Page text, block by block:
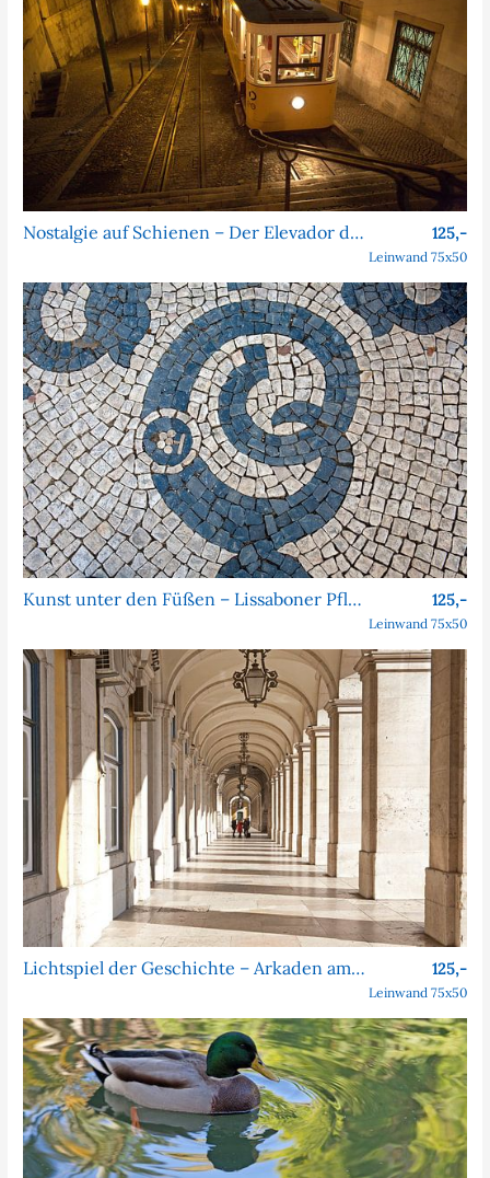
Nostalgie auf Schienen – Der Elevador da Bica bei Nacht 125,-
Leinwand 75x50
Kunst unter den Füßen – Lissaboner Pflastersteine 125,-
Leinwand 75x50
Lichtspiel der Geschichte – Arkaden am Praça do Comércio 125,-
Leinwand 75x50